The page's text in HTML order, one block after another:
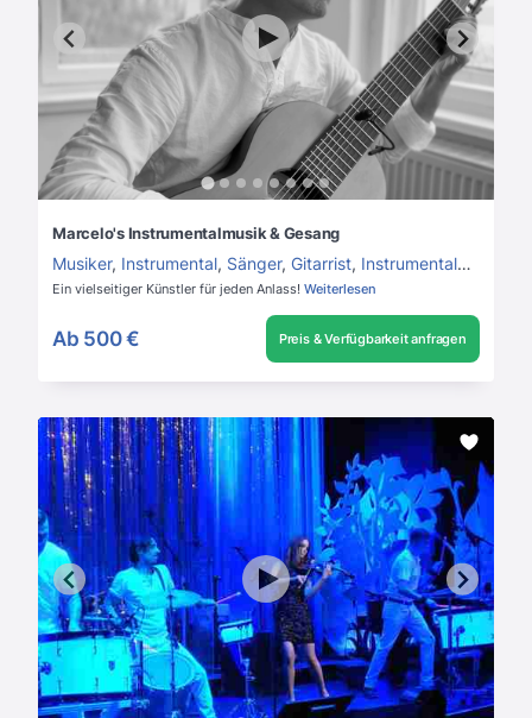
Marcelo's Instrumentalmusik & Gesang
Musiker, Instrumental, Sänger, Gitarrist, Instrumentalmusik
Ein vielseitiger Künstler für jeden Anlass! Weiterlesen
Ab 500 € Preis & Verfügbarkeit anfragen